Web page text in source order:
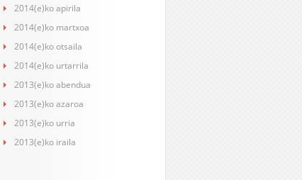
2014(e)ko apirila
2014(e)ko martxoa
2014(e)ko otsaila
2014(e)ko urtarrila
2013(e)ko abendua
2013(e)ko azaroa
2013(e)ko urria
2013(e)ko iraila